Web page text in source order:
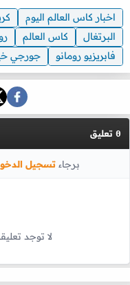
اخبار كاس العالم اليوم
البرتغال
كاس العالم
فابريزيو رومانو
جورجي
0 تعليق
برجاءتسجيل
لا توجد